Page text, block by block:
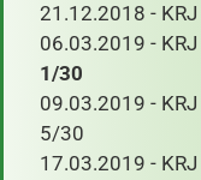
21.12.2018 -
06.03.2019 -
1/30
09.03.2019 -
5/30
17.03.2019 -